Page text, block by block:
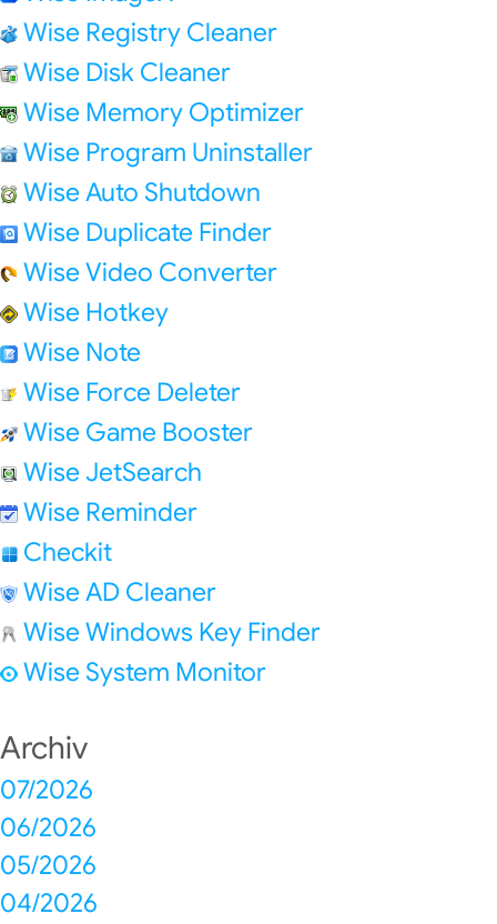
Wise Registry Cleaner
Wise Disk Cleaner
Wise Memory Optimizer
Wise Program Uninstaller
Wise Auto Shutdown
Wise Duplicate Finder
Wise Video Converter
Wise Hotkey
Wise Note
Wise Force Deleter
Wise Game Booster
Wise JetSearch
Wise Reminder
Checkit
Wise AD Cleaner
Wise Windows Key Finder
Wise System Monitor
Archiv
07/2026
06/2026
05/2026
04/2026